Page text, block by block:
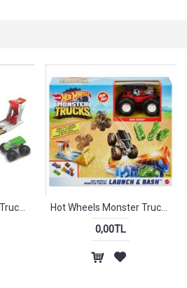
Hot Wheels Monster Trucks Fırlat ve Çarpış Oyun Seti
0,00TL